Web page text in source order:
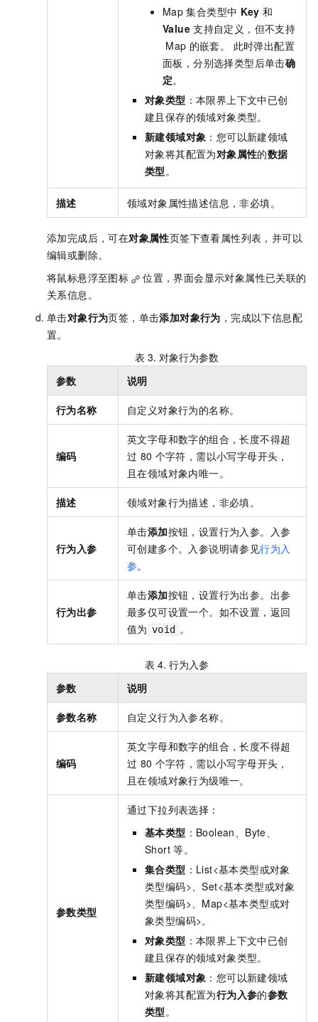
Map 集合类型中 Key 和
Value 支持自定义，但不支持
Map 的嵌套。 此时弹出配置
面板，分别选择类型后单击确
定。
对象类型 ：本限界上下文中已创
建且保存的领域对象类型。
新建领域对象 ：您可以新建领域
对象将其配置为对象属性的数据
类型。
描述 领域对象属性描述信息，非必填。
添加完成后，可在对象属性页签下查看属性列表，并可以
编辑或删除。
将鼠标悬浮至图标
位置，界面会显示对象属性已关联的
关系信息。
单击对象行为页签，单击添加对象行为 ，完成以下信息配
置。
表 3. 对象行为参数
参数
说明
行为名称 自定义对象行为的名称。
编码
英文字母和数字的组合 ，长度不得超
过 80 个字符，需以小写字母开头，
且在领域对象内唯一。
描述 领域对象行为描述，非必填。
行为入参
单击添加按钮，设置行为入参。入参
可创建多个。入参说明请参见行为入
参。
行为出参
单击添加按钮，设置行为出参。出参
最多仅可设置一个。如不设置，返回
值为 void 。
表 4. 行为入参
参数
说明
参数名称 自定义行为入参名称。
编码
英文字母和数字的组合 ，长度不得超
过 80 个字符，需以小写字母开头，
且在领域对象行为级唯一。
参数类型
通过下拉列表选择：
基本类型 ：Boolean、Byte、
Short 等。
集合类型 ：List<基本类型或对象
类型编码>、Set<基本类型或对象
类型编码>、Map<基本类型或对
象类型编码>。
对象类型 ：本限界上下文中已创
建且保存的领域对象类型。
新建领域对象 ：您可以新建领域
对象将其配置为行为入参的参数
类型。